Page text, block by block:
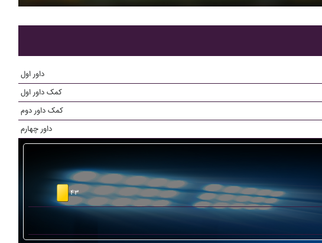
داور اول
کمک داور اول
کمک داور دوم
داور چهارم
۴۳